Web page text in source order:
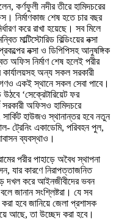
কর্ণফুলী নদীর তীরে হামিদচরের
নির্মাণকাজ শেষ হতে চার বছর
করে রাখা হয়েছে। সব মিলে
মাল্টিস্টোরিড বিল্ডিংয়ের নক্সা
নক্সা ও ডিপিপিসহ আনুষঙ্গিক
নির্মাণ শেষ হলেই পরীর
কার্যালয়সহ অন্য সকল সরকারী
একই স্থানে সকল সেবা পাবে।
‘সেক্রেটারিয়েট ফর
সরকারী অফিসও হামিদচরে
হাউজও স্থানান্তর হবে নতুন
ট্রেনিং একাডেমি, পরিবহন পুল,
ব্যবস্থাও।
পরীর পাহাড়ে অবৈধ স্থাপনা
যার কারণে নিরাপত্তাজনিত
দখল করে আইনজীবীদের ভবন
জানান সংশ্লিষ্টরা। যে সব
হবে জানিয়ে জেলা প্রশাসক
আছে, তা উচ্ছেদ করা হবে।